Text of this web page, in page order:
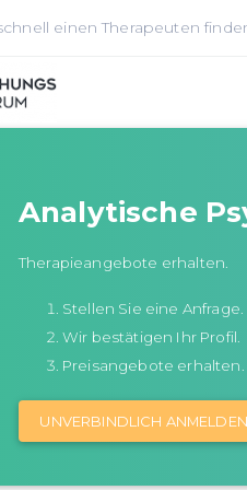
einen Therapeuten
Analytische
Therapieangebote erhalten.
Stellen Sie eine Anfrage.
Wir bestätigen Ihr Profil.
Preisangebote
UNVERBINDLICH ANMELDEN